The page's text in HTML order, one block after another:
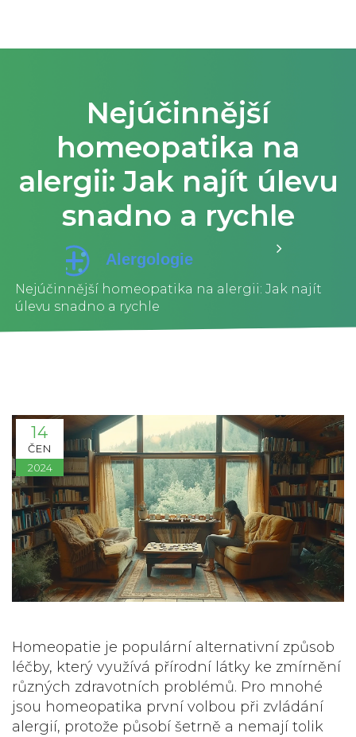
Nejúčinnější
homeopatika na
alergii: Jak najít úlevu
snadno a rychle
Nejúčinnější homeopatika na alergii: Jak najít
úlevu snadno a rychle
14
ČEN
2024
Homeopatie je populární alternativní způsob
léčby, který využívá přírodní látky ke zmírnění
různých zdravotních problémů. Pro mnohé
jsou homeopatika první volbou při zvládání
alergií, protože působí šetrně a nemají tolik